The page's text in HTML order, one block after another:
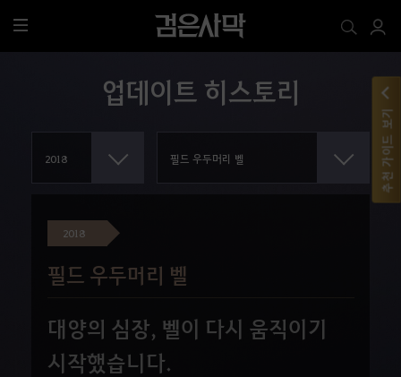
전
체
업데이트 히스토리
2018
필드 우두머리 벨
대양의 심장, 벨이 다시 움직이기
시작했습니다.
추천 가이드 보기